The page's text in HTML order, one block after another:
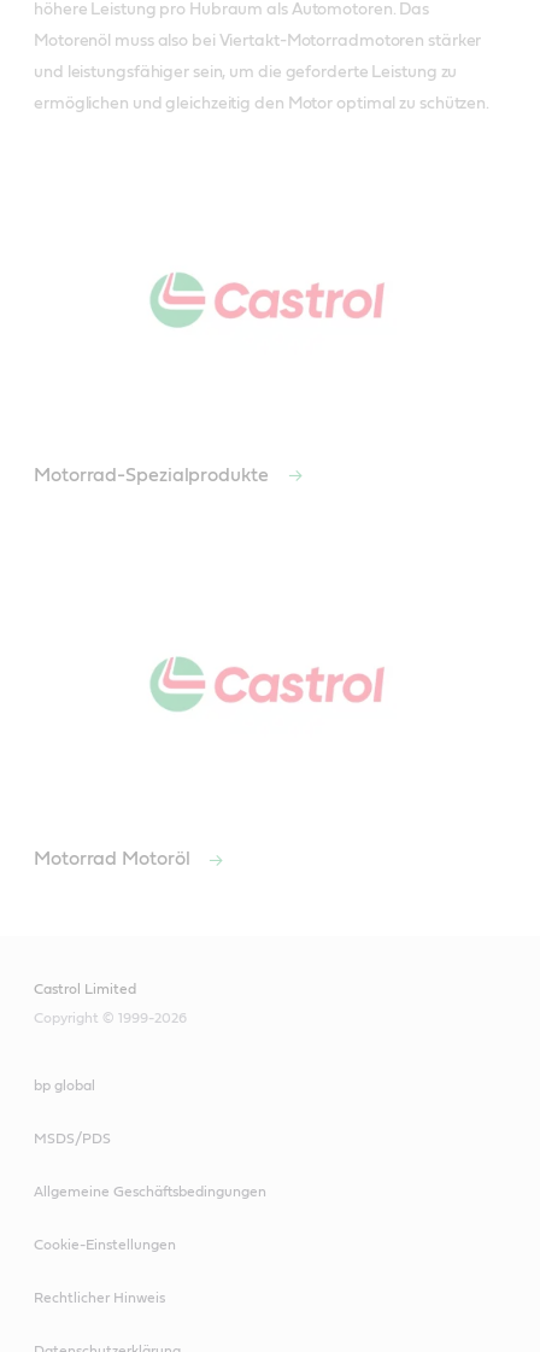
höhere Leistung pro Hubraum als Automotoren. Das
Motorenöl muss also bei Viertakt-Motorradmotoren stärker
und leistungsfähiger sein, um die geforderte Leistung zu
ermöglichen und gleichzeitig den Motor optimal zu schützen.
Motorrad-Spezialprodukte
Motorrad Motoröl
Castrol Limited
Copyright © 1999-2026
bp global
MSDS/PDS
Allgemeine Geschäftsbedingungen
Cookie-Einstellungen
Rechtlicher Hinweis